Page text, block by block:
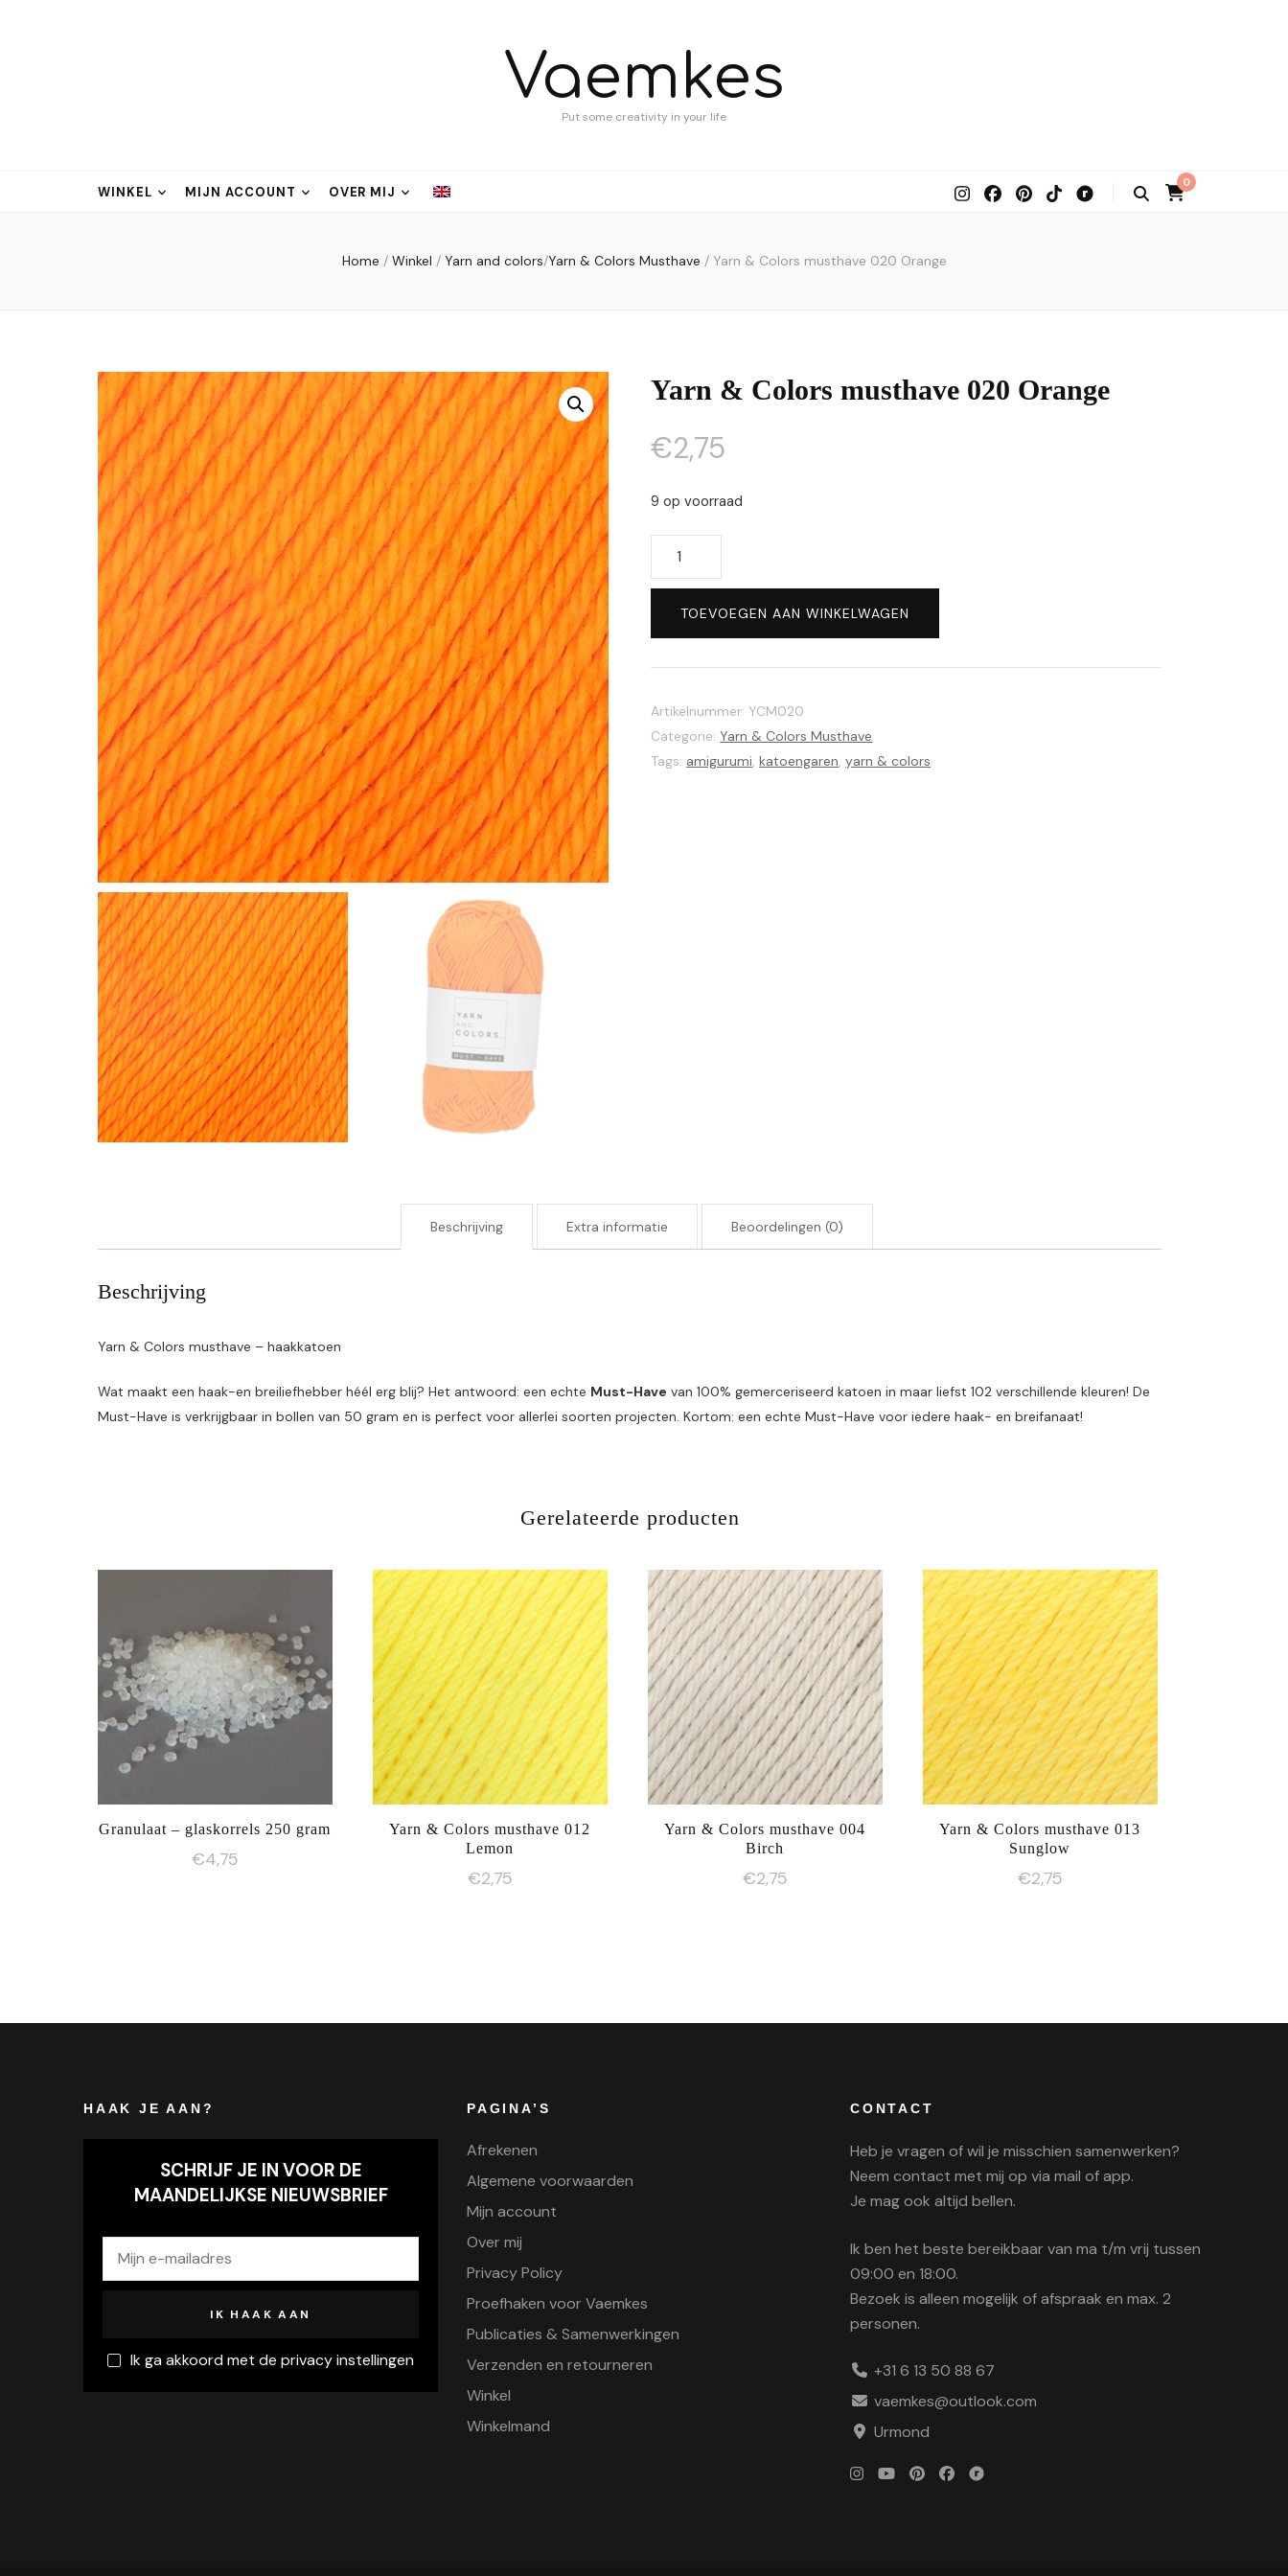
Vaemkes
Put some creativity in your life
WINKEL MIJN ACCOUNT OVER MIJ
0
Home / Winkel / Yarn and colors/Yarn & Colors Musthave / Yarn & Colors musthave 020 Orange
Yarn & Colors musthave 020 Orange
€2,75
9 op voorraad
musthave
Orange
TOEVOEGEN AAN WINKELWAGEN
Artikelnummer: YCM020
Categorie: Yarn & Colors Musthave
Tags: amigurumi,katoengaren,yarn & colors
Beschrijving Extra informatie Beoordelingen (0)
Beschrijving
Yarn & Colors musthave – haakkatoen
Wat maakt een haak-en breiliefhebber héél erg blij? Het antwoord: een echte Must-Have van 100% gemerceriseerd katoen in maar liefst 102 verschillende kleuren! De
Must-Have is verkrijgbaar in bollen van 50 gram en is perfect voor allerlei soorten projecten. Kortom: een echte Must-Have voor iedere haak- en breifanaat!
Gerelateerde producten
Granulaat – glaskorrels 250 gram
€4,75
Yarn & Colors musthave 012
Lemon
€2,75
Yarn & Colors musthave 004
Birch
€2,75
Yarn & Colors musthave 013
Sunglow
€2,75
HAAK JE AAN?
SCHRIJF JE IN VOOR DE
MAANDELIJKSE NIEUWSBRIEF
Ik ga akkoord met de privacy instellingen
PAGINA’S
Afrekenen
Algemene voorwaarden
Mijn account
Over mij
Privacy Policy
Proefhaken voor Vaemkes
Publicaties & Samenwerkingen
Verzenden en retourneren
Winkel
Winkelmand
CONTACT
Heb je vragen of wil je misschien samenwerken?
Neem contact met mij op via mail of app.
Je mag ook altijd bellen.
Ik ben het beste bereikbaar van ma t/m vrij tussen
09:00 en 18:00.
Bezoek is alleen mogelijk of afspraak en max. 2
personen.
+31 6 13 50 88 67
vaemkes@outlook.com
Urmond